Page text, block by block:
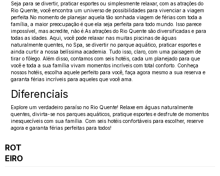
Seja para se divertir, praticar esportes ou simplesmente relaxar, com as atrações do
Rio Quente, você encontra um universo de possibilidades para vivenciar a viagem
perfeita.No momento de planejar aquela tão sonhada viagem de férias com toda a
família, a maior preocupação é que ela seja perfeita para todo mundo. Isso parece
impossível, mas acredite, não é.As atrações do Rio Quente são diversificadas e para
todas as idades. Aqui, você pode relaxar nas muitas piscinas de águas
naturalmente quentes, no Spa, se divertir no parque aquático, praticar esportes e
ainda curtir a nossa belíssima academia. Tudo isso, claro, com uma paisagem de
tirar o fôlego. Além disso, contamos com seis hotéis, cada um planejado para que
você e toda a sua família vivam momentos incríveis com total conforto. Conheça
nossos hotéis, escolha aquele perfeito para você, faça agora mesmo a sua reserva e
garanta férias incríveis para aqueles que você ama.
Diferenciais
Explore um verdadeiro paraíso no Rio Quente! Relaxe em águas naturalmente
quentes, divirta-se nos parques aquáticos, pratique esportes e desfrute de momentos
inesquecíveis com sua família. Com seis hotéis confortáveis para escolher, reserve
agora e garanta férias perfeitas para todos!
ROT
EIRO